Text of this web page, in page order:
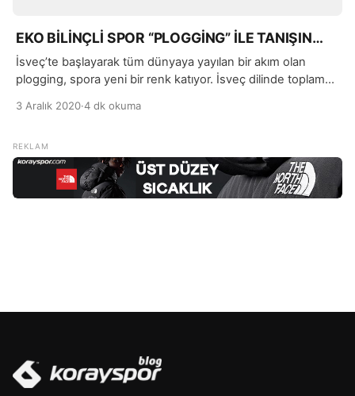
EKO BİLİNÇLİ SPOR “PLOGGİNG” İLE TANIŞIN…
İsveç’te başlayarak tüm dünyaya yayılan bir akım olan
plogging, spora yeni bir renk katıyor. İsveç dilinde toplamak
3 Aralık 2020·4 dk okuma